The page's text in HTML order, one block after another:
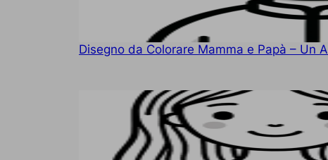
Disegno da Colorare Mamma e Papà – Un